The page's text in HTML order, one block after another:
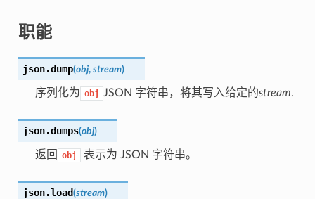
职能
json.dump(obj, stream)
序列化为 obj JSON 字符串，将其写入给定的stream.
json.dumps(obj)
返回 obj 表示为 JSON 字符串。
json.load(stream)